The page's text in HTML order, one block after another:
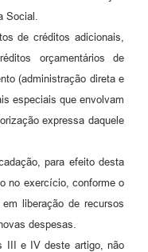
de créditos adicionais,
orçamentários de
(administração direta e
especiais que envolvam
expressa daquele
para efeito desta
no exercício, conforme o
liberação de recursos
despesas.
III e IV deste artigo, não